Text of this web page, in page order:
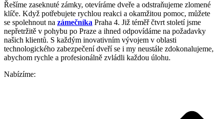
Řešíme zaseknuté zámky, otevíráme dveře a odstraňujeme zlomené
klíče. Když potřebujete rychlou reakci a okamžitou pomoc, můžete
se spolehnout na zámečníka Praha 4. Již téměř čtvrt století jsme
nepřetržitě v pohybu po Praze a ihned odpovídáme na požadavky
našich klientů. S každým inovativním vývojem v oblasti
technologického zabezpečení dveří se i my neustále zdokonalujeme,
abychom rychle a profesionálně zvládli každou úlohu.
Nabízíme: